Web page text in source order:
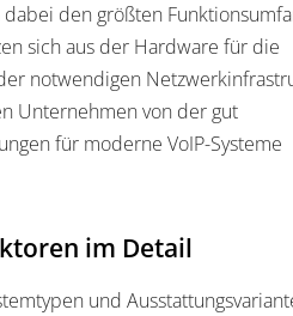
den größten
sich aus der Hardware für die
notwendigen
Unternehmen von der gut
für moderne VoIP-Systeme
im Detail
und